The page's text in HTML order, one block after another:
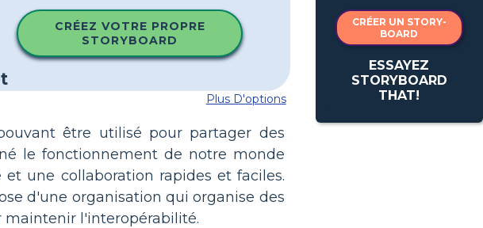
CRÉER UN STORY-
BOARD
ESSAYEZ
STORYBOARD
THAT!
CRÉEZ VOTRE PROPRE
STORYBOARD
Plus D'options
être utilisé pour partager des
le fonctionnement de notre monde
une collaboration rapides et faciles.
d'une organisation qui organise des
l'interopérabilité.